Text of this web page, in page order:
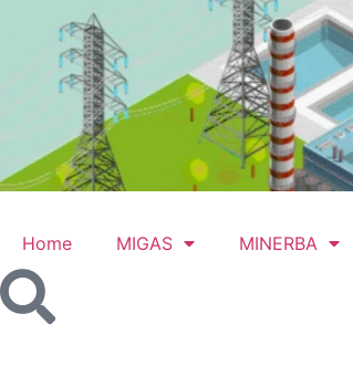
Home MIGAS MINERBA